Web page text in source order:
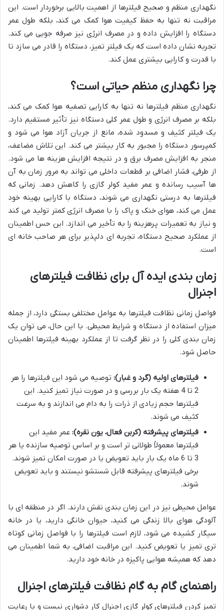
نگهداری منظم و صحیح فیلترها از اهمیت بالایی برخوردار است. این
مراقبت نه تنها به حفظ کیفیت هوا کمک می کند، بلکه طول عمر
دستگاه را افزایش داده و در مصرف انرژی نیز صرفه جویی می کند.
تجربه نشان داده است که یک فیلتر تمیز، دستگاه را قادر می سازد تا
با قدرت و کارایی بیشتری عمل کند.
چرا نگهداری منظم حیاتی است؟
نگهداری منظم فیلترها نه تنها به کارایی تصفیه هوا کمک می کند،
بلکه بر مصرف انرژی و طول عمر کلی دستگاه نیز تأثیر مستقیم دارد.
یک فیلتر کثیف و مسدود شده، مانع از جریان آزاد هوا می شود و
کمپرسور دستگاه را مجبور به کار بیشتر می کند. این تلاش مضاعف،
منجر به افزایش مصرف برق و در نتیجه افزایش هزینه ها می شود.
از طرفی، فشار اضافی بر قطعات داخلی می تواند به مرور زمان به آن
ها آسیب رسانده و عمر مفید کولر گازی را کاهش دهد. زمانی که
فیلترها به درستی نگهداری می شوند، دستگاه با کارایی بهینه خود
عمل می کند، هوای خنک و پاک را با مصرف انرژی کمتر تولید می کند
و نیاز به تعمیرات پرهزینه را به تأخیر می اندازد. این حس اطمینان
از عملکرد صحیح دستگاه، تجربه ای دلپذیر برای هر صاحب خانه ای
است.
زمان بندی ایده آل برای نظافت فیلترهای
اجنرال
فواصل زمانی نظافت فیلترها به عوامل مختلفی بستگی دارد، از جمله
میزان استفاده از دستگاه و شرایط محیطی. با این حال، می توان یک
زمان بندی کلی را در نظر گرفت تا از عملکرد بهینه فیلترها اطمینان
حاصل شود.
فیلترهای اولیه (گرد و غبار): توصیه می شود این فیلترها را هر
2 تا 4 هفته یک بار بررسی و در صورت نیاز تمیز کنید. این
فیلترها حجم زیادی از ذرات را به دام می اندازند و به سرعت
کثیف می شوند.
فیلترهای پیشرفته (کربن فعال، یون نقره): عمر مفید این
فیلترها معمولاً طولانی تر است و بر اساس توصیه سازنده یا هر
3 تا 6 ماه یک بار باید تعویض یا در صورت امکان تمیز شوند.
برخی فیلترهای پیشرفته قابل شستشو نیستند و باید تعویض
شوند.
عوامل محیطی نیز در این زمان بندی نقش دارند. اگر در منطقه ای با
آلودگی هوای بالا زندگی می کنید، حیوان خانگی دارید، یا در خانه
سیگار کشیده می شود، لازم است فیلترها را با فواصل زمانی کوتاه
تری تمیز یا تعویض کنید. این مراقبت اضافی، به شما اطمینان می
دهد که همیشه هوایی پاکیزه در خانه خود دارید.
راهنمای گام به گام نظافت فیلترهای اجنرال
تمیز کردن فیلترهای کولر گازی اجنرال کار دشواری نیست و با رعایت